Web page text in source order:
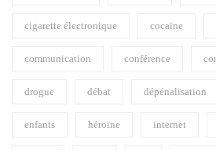
cigarette électronique cocaïne
communication conférence
drogue débat dépénalisation
enfants héroïne internet